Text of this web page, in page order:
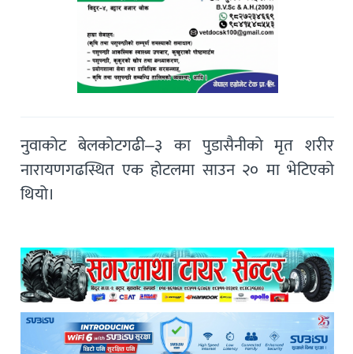
नुवाकोट बेलकोटगढी–३ का पुडासैनीको मृत शरीर
नारायणगढस्थित एक होटलमा साउन २० मा भेटिएको
थियो।